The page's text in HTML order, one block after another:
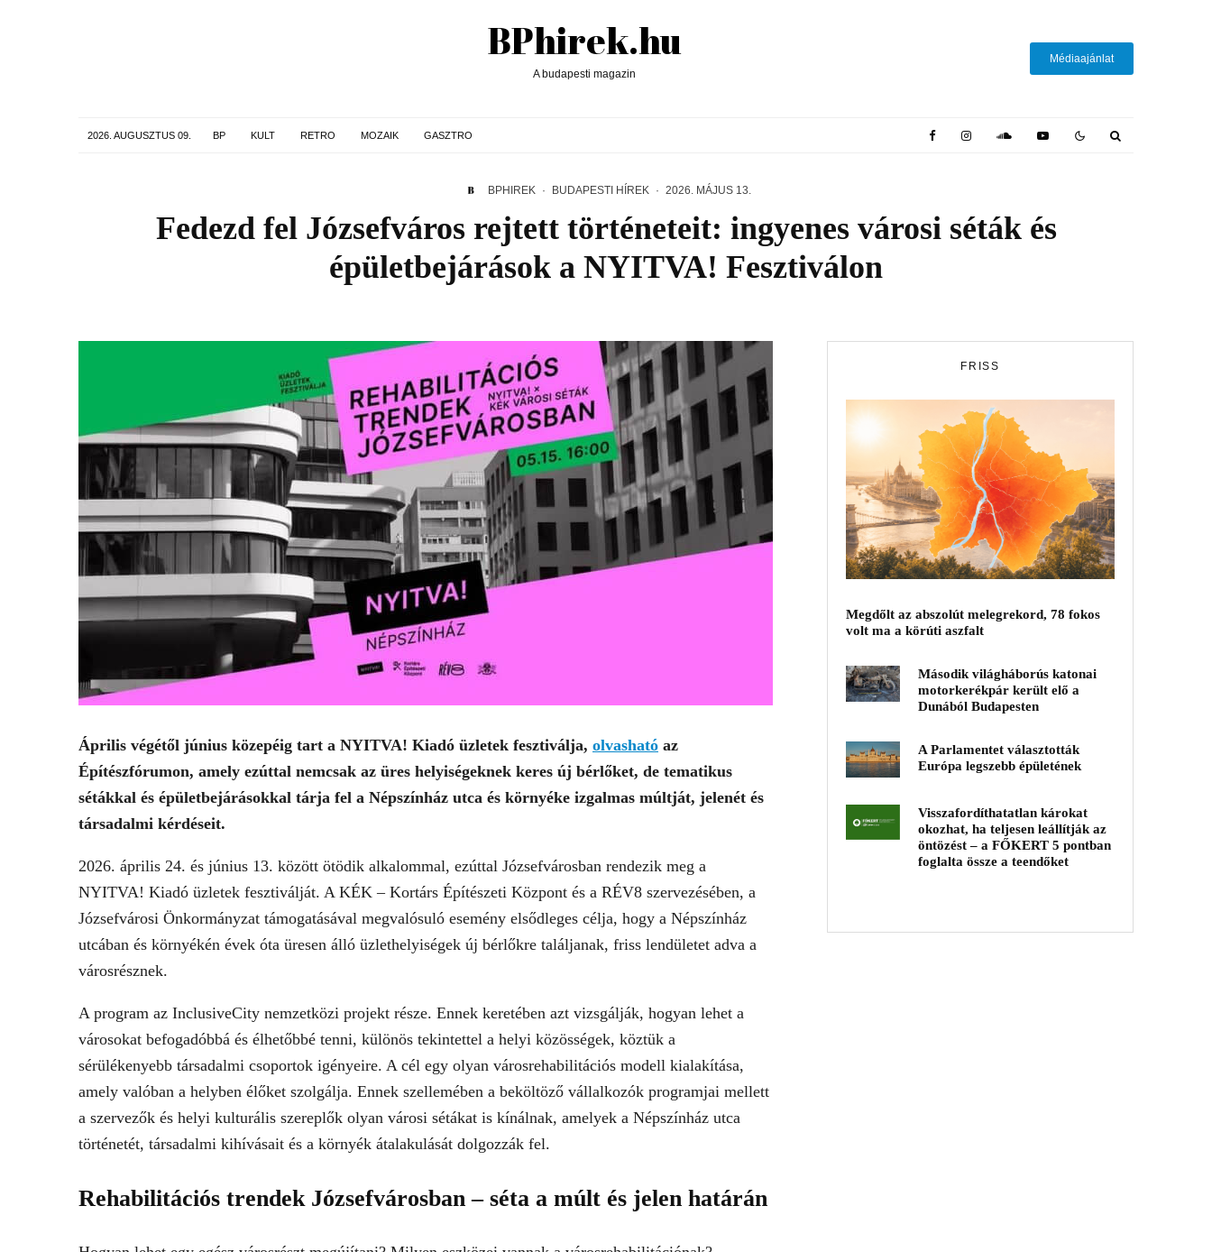
BPhirek.hu
A budapesti magazin
Médiaajánlat
2026. AUGUSZTUS 09. BP KULT RETRO MOZAIK GASZTRO
BPHIREK · BUDAPESTI HÍREK · 2026. MÁJUS 13.
Fedezd fel Józsefváros rejtett történeteit: ingyenes városi séták és
épületbejárások a NYITVA! Fesztiválon
Április végétől június közepéig tart a NYITVA! Kiadó üzletek fesztiválja, olvasható az
Építészfórumon, amely ezúttal nemcsak az üres helyiségeknek keres új bérlőket, de tematikus
sétákkal és épületbejárásokkal tárja fel a Népszínház utca és környéke izgalmas múltját, jelenét és
társadalmi kérdéseit.
2026. április 24. és június 13. között ötödik alkalommal, ezúttal Józsefvárosban rendezik meg a
NYITVA! Kiadó üzletek fesztiválját. A KÉK – Kortárs Építészeti Központ és a RÉV8 szervezésében, a
Józsefvárosi Önkormányzat támogatásával megvalósuló esemény elsődleges célja, hogy a Népszínház
utcában és környékén évek óta üresen álló üzlethelyiségek új bérlőkre találjanak, friss lendületet adva a
városrésznek.
A program az InclusiveCity nemzetközi projekt része. Ennek keretében azt vizsgálják, hogyan lehet a
városokat befogadóbbá és élhetőbbé tenni, különös tekintettel a helyi közösségek, köztük a
sérülékenyebb társadalmi csoportok igényeire. A cél egy olyan városrehabilitációs modell kialakítása,
amely valóban a helyben élőket szolgálja. Ennek szellemében a beköltöző vállalkozók programjai mellett
a szervezők és helyi kulturális szereplők olyan városi sétákat is kínálnak, amelyek a Népszínház utca
történetét, társadalmi kihívásait és a környék átalakulását dolgozzák fel.
Rehabilitációs trendek Józsefvárosban – séta a múlt és jelen határán
FRISS
Megdőlt az abszolút melegrekord, 78 fokos
volt ma a körúti aszfalt
Második világháborús katonai
motorkerékpár került elő a
Dunából Budapesten
A Parlamentet választották
Európa legszebb épületének
Visszafordíthatatlan károkat
okozhat, ha teljesen leállítják az
öntözést – a FŐKERT 5 pontban
foglalta össze a teendőket